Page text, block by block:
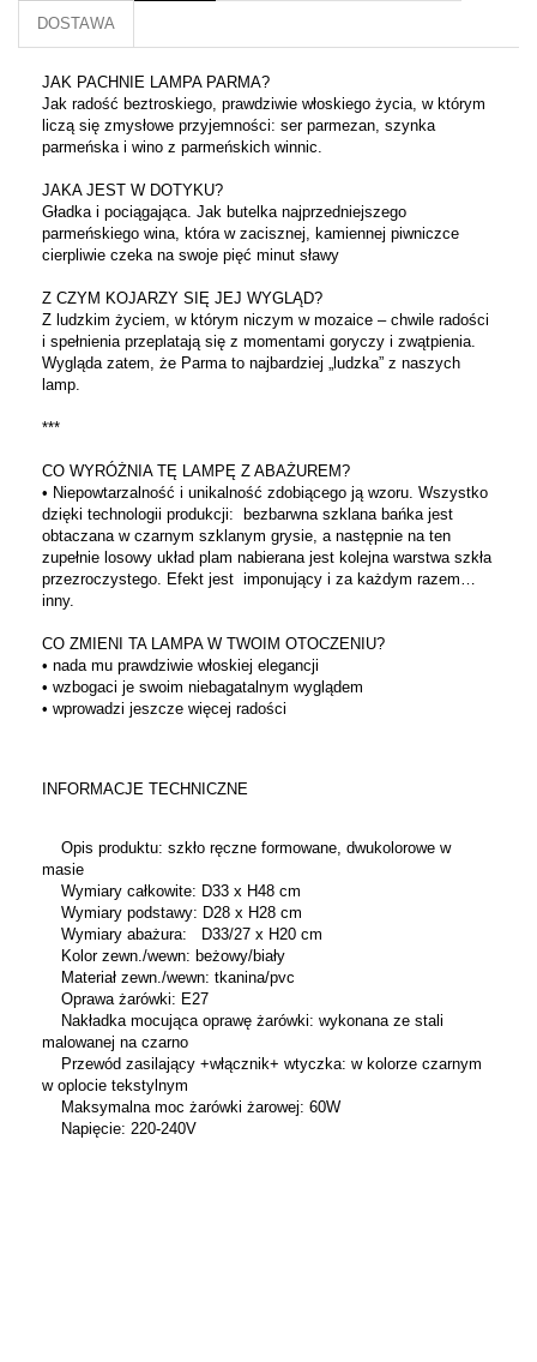
DOSTAWA
JAK PACHNIE LAMPA PARMA?
Jak radość beztroskiego, prawdziwie włoskiego życia, w którym
liczą się zmysłowe przyjemności: ser parmezan, szynka
parmeńska i wino z parmeńskich winnic.
JAKA JEST W DOTYKU?
Gładka i pociągająca. Jak butelka najprzedniejszego
parmeńskiego wina, która w zacisznej, kamiennej piwniczce
cierpliwie czeka na swoje pięć minut sławy
Z CZYM KOJARZY SIĘ JEJ WYGLĄD?
Z ludzkim życiem, w którym niczym w mozaice – chwile radości
i spełnienia przeplatają się z momentami goryczy i zwątpienia.
Wygląda zatem, że Parma to najbardziej „ludzka” z naszych
lamp.
***
CO WYRÓŻNIA TĘ LAMPĘ Z ABAŻUREM?
• Niepowtarzalność i unikalność zdobiącego ją wzoru. Wszystko
dzięki technologii produkcji: bezbarwna szklana bańka jest
obtaczana w czarnym szklanym grysie, a następnie na ten
zupełnie losowy układ plam nabierana jest kolejna warstwa szkła
przezroczystego. Efekt jest imponujący i za każdym razem…
inny.
CO ZMIENI TA LAMPA W TWOIM OTOCZENIU?
• nada mu prawdziwie włoskiej elegancji
• wzbogaci je swoim niebagatalnym wyglądem
• wprowadzi jeszcze więcej radości
INFORMACJE TECHNICZNE
Opis produktu: szkło ręczne formowane, dwukolorowe w
masie
Wymiary całkowite: D33 x H48 cm
Wymiary podstawy: D28 x H28 cm
Wymiary abażura: D33/27 x H20 cm
Kolor zewn./wewn: beżowy/biały
Materiał zewn./wewn: tkanina/pvc
Oprawa żarówki: E27
Nakładka mocująca oprawę żarówki: wykonana ze stali
malowanej na czarno
Przewód zasilający +włącznik+ wtyczka: w kolorze czarnym
w oplocie tekstylnym
Maksymalna moc żarówki żarowej: 60W
Napięcie: 220-240V